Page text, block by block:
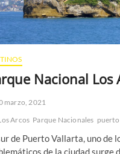
Nacional Los
marzo, 2021
Arcos Parque Nacionales
de Puerto Vallarta, uno de
de la ciudad surge